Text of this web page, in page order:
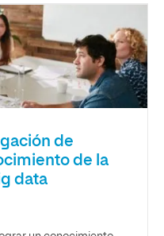
de
de la
data